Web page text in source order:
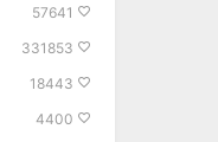
57641
331853
18443
4400